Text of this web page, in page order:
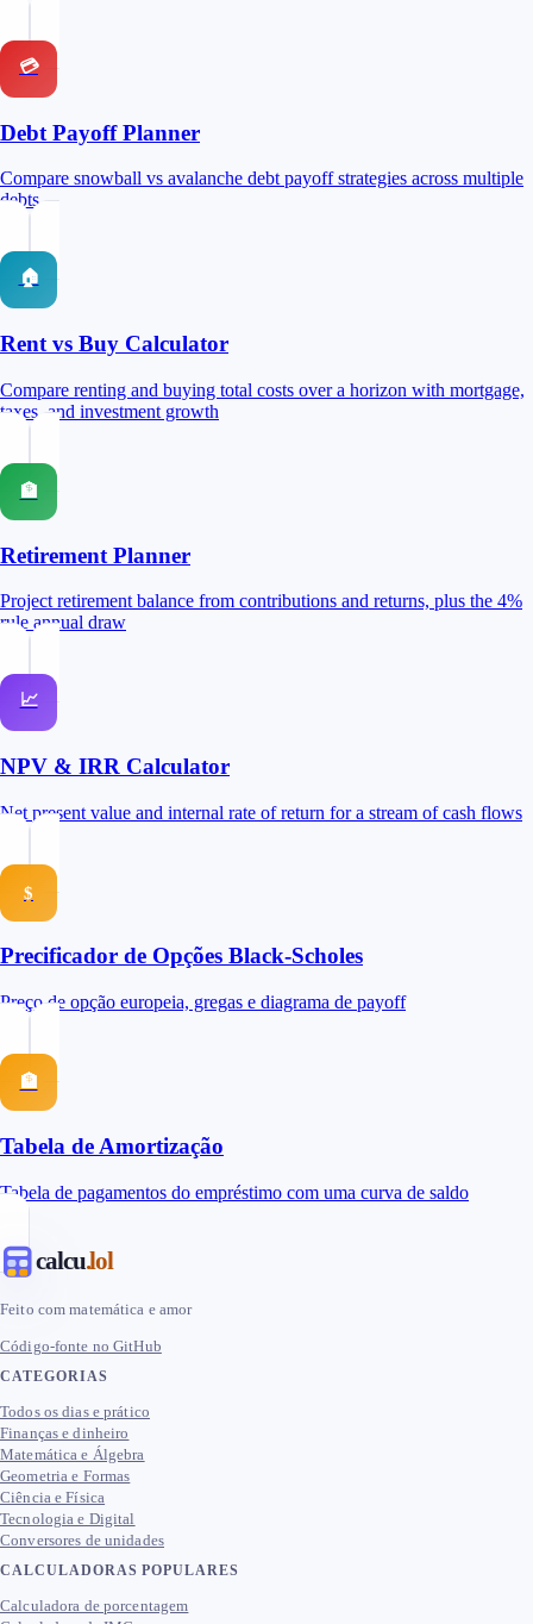
💳
Debt Payoff Planner
Compare snowball vs avalanche debt payoff strategies across multiple
debts
🏠
Rent vs Buy Calculator
Compare renting and buying total costs over a horizon with mortgage,
taxes, and investment growth
🏦
Retirement Planner
Project retirement balance from contributions and returns, plus the 4%
rule annual draw
📈
NPV & IRR Calculator
Net present value and internal rate of return for a stream of cash flows
$
Precificador de Opções Black-Scholes
Preço de opção europeia, gregas e diagrama de payoff
🏦
Tabela de Amortização
Tabela de pagamentos do empréstimo com uma curva de saldo
calcu.lol
Feito com matemática e amor
Código-fonte no GitHub
CATEGORIAS
Todos os dias e prático
Finanças e dinheiro
Matemática e Álgebra
Geometria e Formas
Ciência e Física
Tecnologia e Digital
Conversores de unidades
CALCULADORAS POPULARES
Calculadora de porcentagem